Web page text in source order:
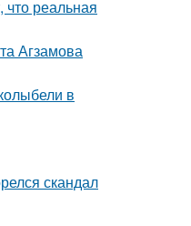
реальная
Агзамова
в
скандал